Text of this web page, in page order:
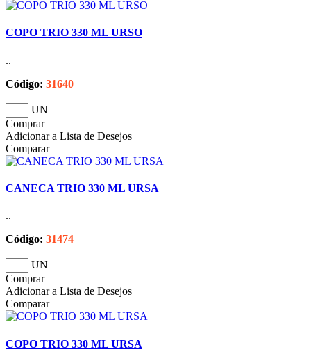
COPO TRIO 330 ML URSO
..
Código: 31640
UN
Comprar
Adicionar a Lista de Desejos
Comparar
CANECA TRIO 330 ML URSA
..
Código: 31474
UN
Comprar
Adicionar a Lista de Desejos
Comparar
COPO TRIO 330 ML URSA